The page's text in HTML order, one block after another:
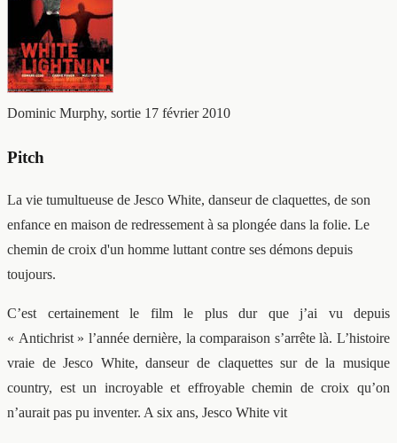
Dominic Murphy, sortie 17 février 2010
Pitch
La vie tumultueuse de Jesco White, danseur de claquettes, de son
enfance en maison de redressement à sa plongée dans la folie. Le
chemin de croix d'un homme luttant contre ses démons depuis
toujours.
C’est certainement le film le plus dur que j’ai vu depuis
« Antichrist » l’année dernière, la comparaison s’arrête là. L’histoire
vraie de Jesco White, danseur de claquettes sur de la musique
country, est un incroyable et effroyable chemin de croix qu’on
n’aurait pas pu inventer. A six ans, Jesco White vit